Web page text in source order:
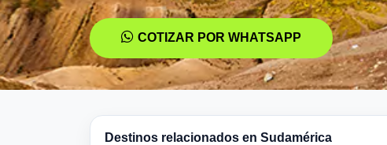
COTIZAR POR WHATSAPP
Destinos relacionados en Sudamérica